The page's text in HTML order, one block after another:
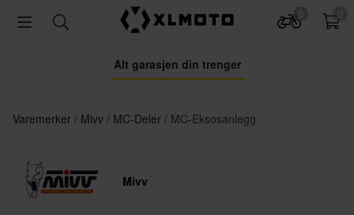
Alt garasjen din trenger
Varemerker Mivv MC-Deler MC-Eksosanlegg
Mivv